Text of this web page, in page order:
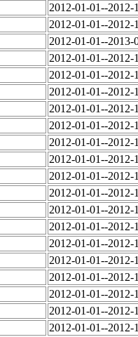
2012-01-01--
2012-01-01--
2012-01-01--
2012-01-01--
2012-01-01--
2012-01-01--
2012-01-01--
2012-01-01--
2012-01-01--
2012-01-01--
2012-01-01--
2012-01-01--
2012-01-01--
2012-01-01--
2012-01-01--
2012-01-01--
2012-01-01--
2012-01-01--
2012-01-01--
2012-01-01--